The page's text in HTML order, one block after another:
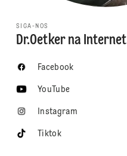
SIGA-NOS
Dr.Oetker na Internet
Facebook
YouTube
Instagram
Tiktok